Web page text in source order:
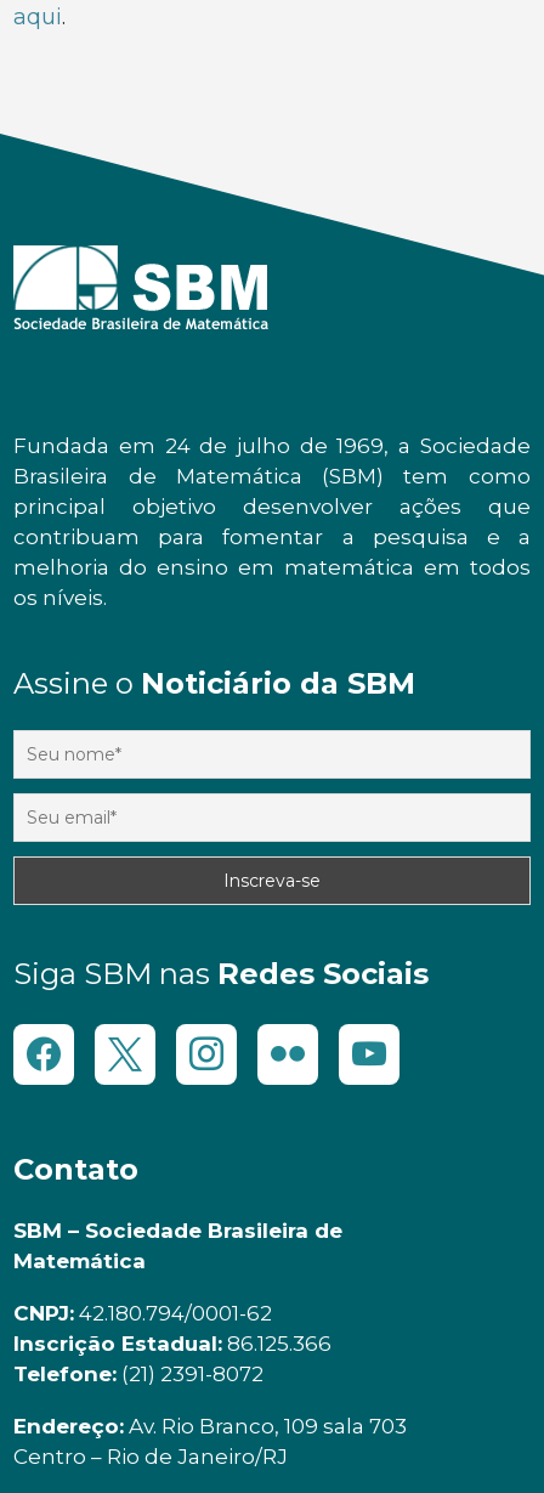
aqui.
Fundada em 24 de julho de 1969, a Sociedade
Brasileira de Matemática (SBM) tem como
principal objetivo desenvolver ações que
contribuam para fomentar a pesquisa e a
melhoria do ensino em matemática em todos
os níveis.
Assine o Noticiário da SBM
Siga SBM nas Redes Sociais
Contato
SBM – Sociedade Brasileira de
Matemática
CNPJ: 42.180.794/0001-62
Inscrição Estadual: 86.125.366
Telefone: (21) 2391-8072
Endereço: Av. Rio Branco, 109 sala 703
Centro – Rio de Janeiro/RJ